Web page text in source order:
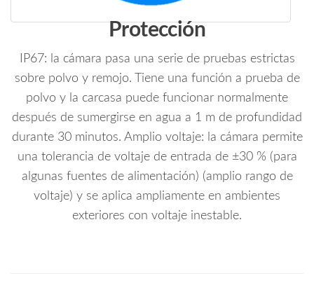
Protección
IP67: la cámara pasa una serie de pruebas estrictas
sobre polvo y remojo. Tiene una función a prueba de
polvo y la carcasa puede funcionar normalmente
después de sumergirse en agua a 1 m de profundidad
durante 30 minutos. Amplio voltaje: la cámara permite
una tolerancia de voltaje de entrada de ±30 % (para
algunas fuentes de alimentación) (amplio rango de
voltaje) y se aplica ampliamente en ambientes
exteriores con voltaje inestable.